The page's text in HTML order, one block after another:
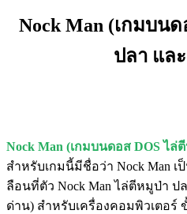
Nock Man (เกมบน
ปลา แล
Nock Man (เกมบนดอส DOS ไล่
สำหรับเกมนี้มีชื่อว่า Nock Man
ลือนที่ตัว Nock Man ไล่ตีหมูป่า ป
ด่าน) สำหรับเครื่องคอมพิวเตอร์